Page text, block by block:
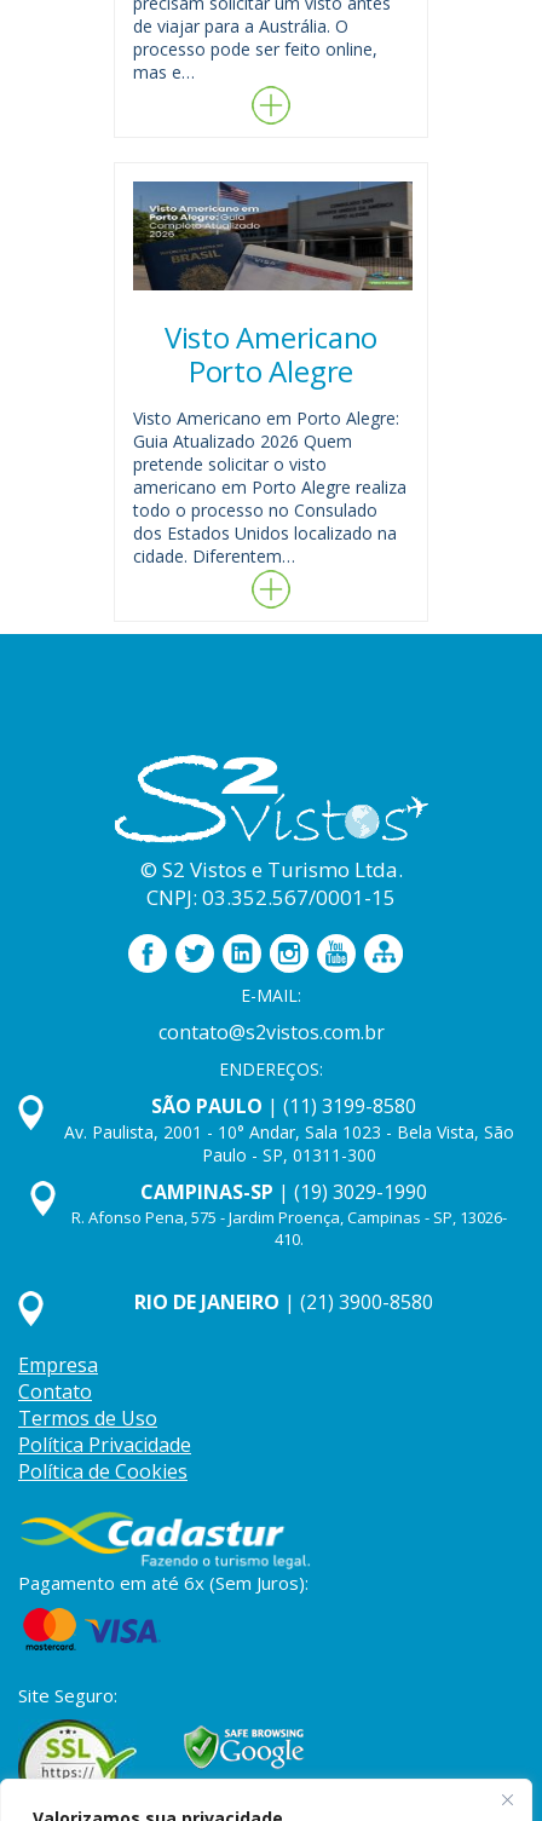
de viajar para a Austrália. O
processo pode ser feito online,
mas e…
Visto Americano
Porto Alegre
Visto Americano em Porto Alegre:
Guia Atualizado 2026 Quem
pretende solicitar o visto
americano em Porto Alegre realiza
todo o processo no Consulado
dos Estados Unidos localizado na
cidade. Diferentem…
© S2 Vistos e Turismo Ltda.
CNPJ: 03.352.567/0001-15
E-MAIL:
contato@s2vistos.com.br
ENDEREÇOS:
SÃO PAULO | (11) 3199-8580
Av. Paulista, 2001 - 10° Andar, Sala 1023 - Bela Vista, São
Paulo - SP, 01311-300
CAMPINAS-SP | (19) 3029-1990
R. Afonso Pena, 575 - Jardim Proença, Campinas - SP, 13026-
410.
RIO DE JANEIRO | (21) 3900-8580
Empresa
Contato
Termos de Uso
Política Privacidade
Política de Cookies
Pagamento em até 6x (Sem Juros):
Site Seguro: